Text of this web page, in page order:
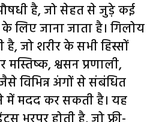
है, जो सेहत से जुड़े कई
लिए जाना जाता है। गिलोय
है, जो शरीर के सभी हिस्सों
श्वसन प्रणाली,
विभिन्न अंगों से संबंधित
में मदद कर सकती है। यह